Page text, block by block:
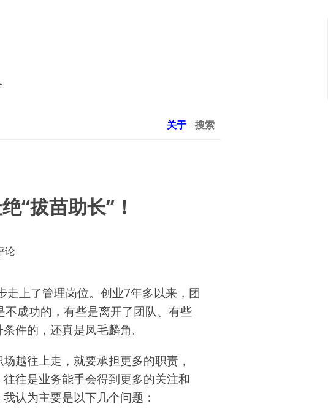
关于 搜索
“拔苗助长”！
论
上了管理岗位。创业7年多以来，团
成功的，有些是离开了团队、有些
件的，还真是凤毛麟角。
越往上走，就要承担更多的职责，
往是业务能手会得到更多的关注和
认为主要是以下几个问题：